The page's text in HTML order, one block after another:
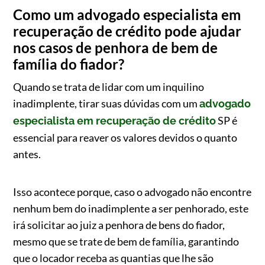
Como um advogado especialista em
recuperação de crédito pode ajudar
nos casos de penhora de bem de
família do fiador?
Quando se trata de lidar com um inquilino
inadimplente, tirar suas dúvidas com umadvogado
especialista em recuperação de créditoSP é
essencial para reaver os valores devidos o quanto
antes.
Isso acontece porque, caso o advogado não encontre
nenhum bem do inadimplente a ser penhorado, este
irá solicitar ao juiz a penhora de bens do fiador,
mesmo que se trate de bem de família, garantindo
que o locador receba as quantias que lhe são